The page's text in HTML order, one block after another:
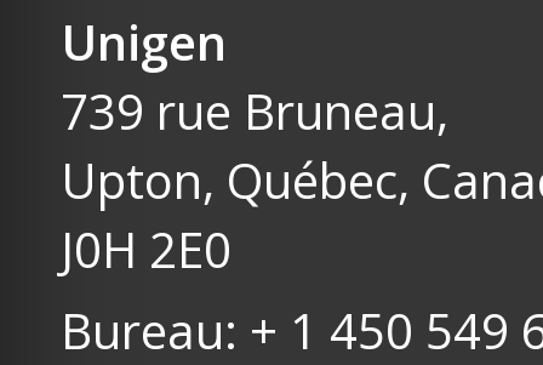
Unigen
739 rue Bruneau,
Upton, Québec,
J0H 2E0
Bureau: + 1 450 549